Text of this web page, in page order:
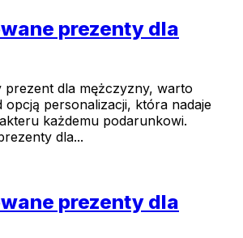
prezenty dla
prezent dla mężczyzny, warto
opcją personalizacji, która nadaje
każdemu podarunkowi.
dla...
prezenty dla